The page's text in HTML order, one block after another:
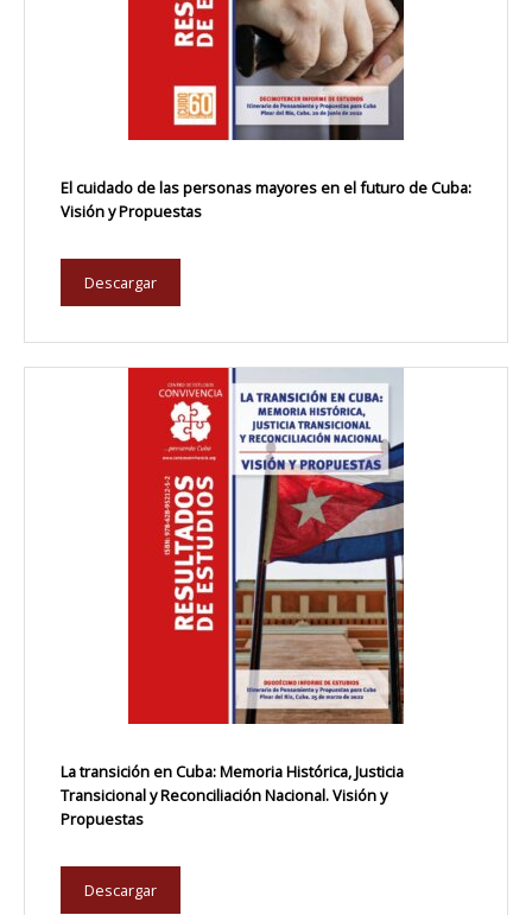
El cuidado de las personas mayores en el futuro de Cuba:
Visión y Propuestas
Descargar
La transición en Cuba: Memoria Histórica, Justicia
Transicional y Reconciliación Nacional. Visión y
Propuestas
Descargar